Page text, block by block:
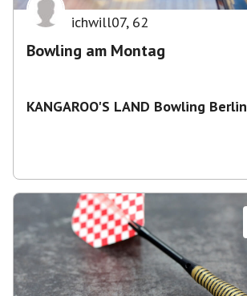
ichwill07, 62
Bowling am Montag
KANGAROO'S LAND Bowling Berlin